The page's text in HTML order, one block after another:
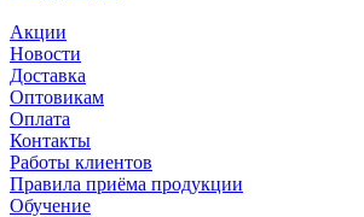
Акции
Новости
Доставка
Оптовикам
Оплата
Контакты
Работы клиентов
Правила приёма продукции
Обучение